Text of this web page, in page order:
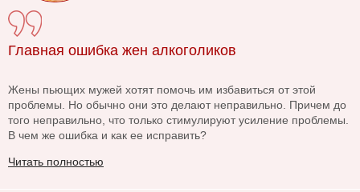
Главная ошибка жен алкоголиков
Жены пьющих мужей хотят помочь им избавиться от этой
проблемы. Но обычно они это делают неправильно. Причем до
того неправильно, что только стимулируют усиление проблемы.
В чем же ошибка и как ее исправить?
Читать полностью